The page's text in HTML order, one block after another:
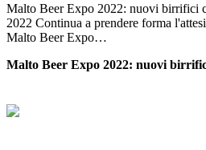
Malto Beer Expo 2022: nuovi birrifici
2022 Continua a prendere forma
Malto Beer Expo…
Malto Beer Expo 2022: nuovi